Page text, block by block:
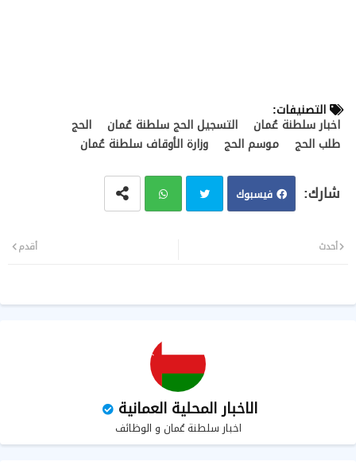
التصنيفات:
اخبار سلطنة عُمان التسجيل الحج سلطنة عُمان
الحج
طلب الحج
موسم الحج وزارة الأوقاف سلطنة عُمان
فيسبوك
ب
أحدث أقدم
الاخبار المحلية العمانية
اخبار سلطنة عُمان و الوظائف